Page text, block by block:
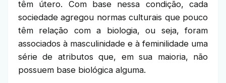
têm útero. Com base nessa condição, cada
sociedade agregou normas culturais que pouco
têm relação com a biologia, ou seja, foram
associados à masculinidade e à feminilidade uma
série de atributos que, em sua maioria, não
possuem base biológica alguma.